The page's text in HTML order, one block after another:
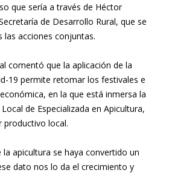
que sería a través de Héctor
de Desarrollo Rural, que se
acciones conjuntas.
comentó que la aplicación de la
19 permite retomar los festivales e
en la que está inmersa la
de Especializada en Apicultura,
productivo local.
la apicultura se haya convertido un
dato nos lo da el crecimiento y